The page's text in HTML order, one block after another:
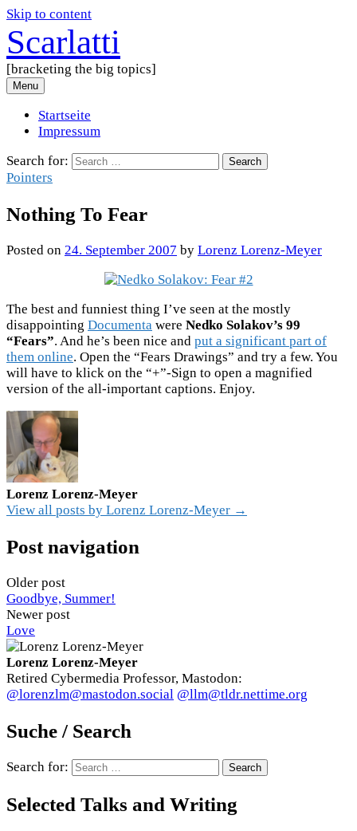
Skip to content
Scarlatti
[bracketing the big topics]
Menu
Startseite
Impressum
Search for:
Pointers
Nothing To Fear
Posted on 24. September 2007 by Lorenz Lorenz-Meyer
The best and funniest thing I’ve seen at the mostly
disappointing Documenta were Nedko Solakov’s 99
“Fears”. And he’s been nice and put a significant part of
them online. Open the “Fears Drawings” and try a few. You
will have to klick on the “+”-Sign to open a magnified
version of the all-important captions. Enjoy.
Lorenz Lorenz-Meyer
View all posts by Lorenz Lorenz-Meyer →
Post navigation
Older post
Goodbye, Summer!
Newer post
Love
Lorenz Lorenz-Meyer
Retired Cybermedia Professor, Mastodon:
@lorenzlm@mastodon.social @llm@tldr.nettime.org
Suche / Search
Search for:
Selected Talks and Writing